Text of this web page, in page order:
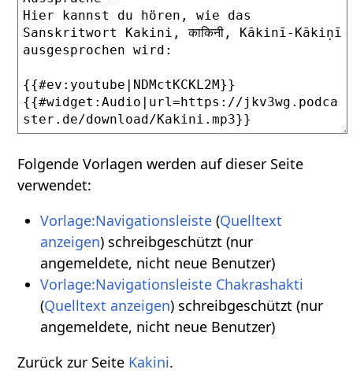
Folgende Vorlagen werden auf dieser Seite
verwendet:
Vorlage:Navigationsleiste(Quelltext
anzeigen) schreibgeschützt (nur
angemeldete, nicht neue Benutzer)
Vorlage:Navigationsleiste Chakrashakti
(Quelltext anzeigen) schreibgeschützt (nur
angemeldete, nicht neue Benutzer)
Zurück zur Seite Kakini.